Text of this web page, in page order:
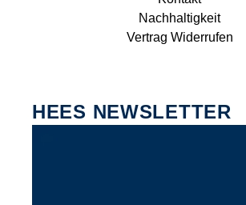
Nachhaltigkeit
Vertrag Widerrufen
HEES NEWSLETTER